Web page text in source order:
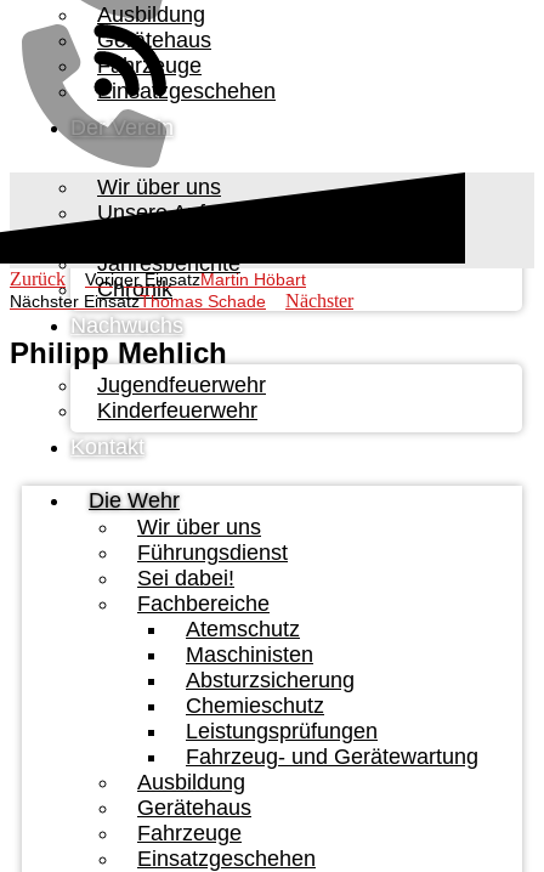
Ausbildung
Gerätehaus
Fahrzeuge
Einsatzgeschehen
Der Verein
Wir über uns
Unsere Aufgabe
Jahresberichte
Chronik
Nachwuchs
Jugendfeuerwehr
Kinderfeuerwehr
Kontakt
Die Wehr
Wir über uns
Führungsdienst
Sei dabei!
Fachbereiche
Atemschutz
Maschinisten
Absturzsicherung
Chemieschutz
Leistungsprüfungen
Fahrzeug- und Gerätewartung
Ausbildung
Gerätehaus
Fahrzeuge
Einsatzgeschehen
Zurück Voriger EinsatzMartin Höbart
Nächster EinsatzThomas Schade Nächster
Philipp Mehlich